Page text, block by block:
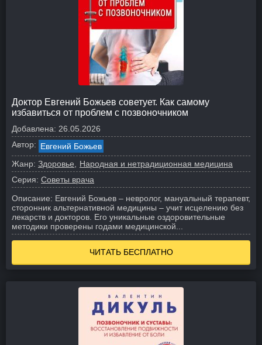
Доктор Евгений Божьев советует. Как самому
избавиться от проблем с позвоночником
Добавлена: 26.05.2026
Автор: Евгений Божьев
Жанр: Здоровье
Народная и нетрадиционная медицина
Серия: Советы врача
Описание: Евгений Божьев – невролог, мануальный терапевт,
сторонник альтернативной медицины – учит исцелению без
лекарств и докторов. Его уникальные оздоровительные
методики проверены годами медицинской...
ЧИТАТЬ БЕСПЛАТНО